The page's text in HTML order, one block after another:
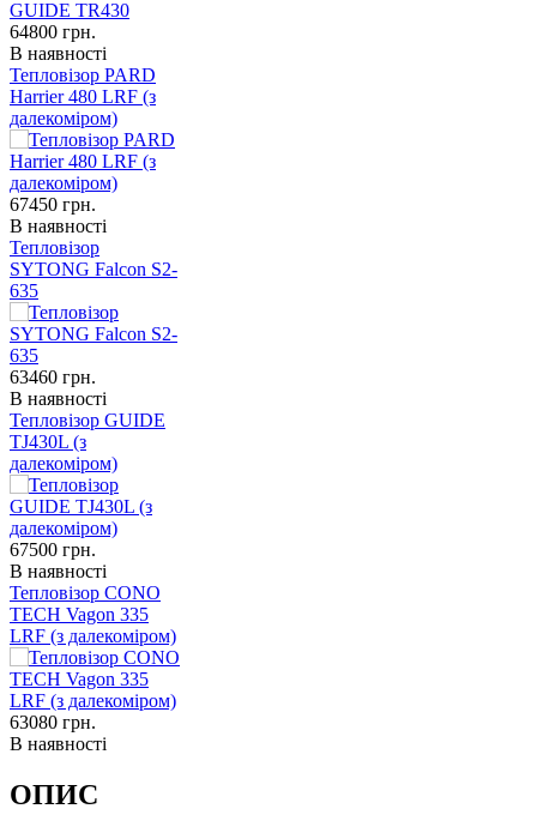
64800 грн.
В наявності
Тепловізор PARD
Harrier 480 LRF (з
далекоміром)
67450 грн.
В наявності
Тепловізор
SYTONG Falcon S2-
635
63460 грн.
В наявності
Тепловізор GUIDE
TJ430L (з
далекоміром)
67500 грн.
В наявності
Тепловізор CONO
TECH Vagon 335
LRF (з далекоміром)
63080 грн.
В наявності
ОПИС